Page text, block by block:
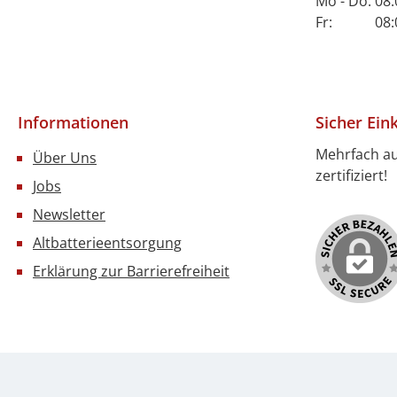
Fr: 08:00
Informationen
Über Uns
Jobs
Newsletter
Altbatterieentsorgung
Erklärung zur Barrierefreiheit
Sicher
Mehrfach
zertifiziert!